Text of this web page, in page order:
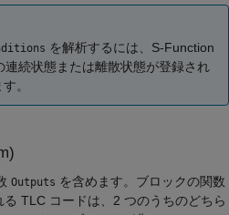
を解析するには、S-Function
連続状態または離散状態が登録され
。
Outputs を含めます。ブロックの関数
る TLC コードは、2 つのうちのどちら